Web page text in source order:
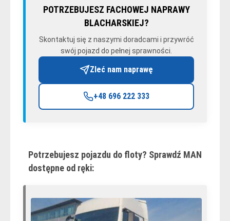
POTRZEBUJESZ FACHOWEJ NAPRAWY
BLACHARSKIEJ?
Skontaktuj się z naszymi doradcami i przywróć
swój pojazd do pełnej sprawności.
Zleć nam naprawę
+48 696 222 333
Potrzebujesz pojazdu do floty? Sprawdź MAN
dostępne od ręki: